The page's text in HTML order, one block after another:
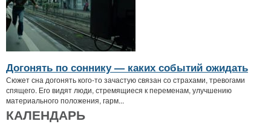
Догонять по соннику — каких событий ожидать
Сюжет сна догонять кого-то зачастую связан со страхами, тревогами
спящего. Его видят люди, стремящиеся к переменам, улучшению
материального положения, гарм...
КАЛЕНДАРЬ